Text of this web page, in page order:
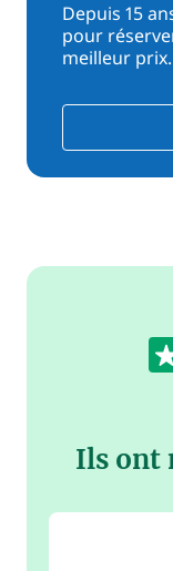
Depuis 15
pour
meilleur prix.
3.8
Ils ont